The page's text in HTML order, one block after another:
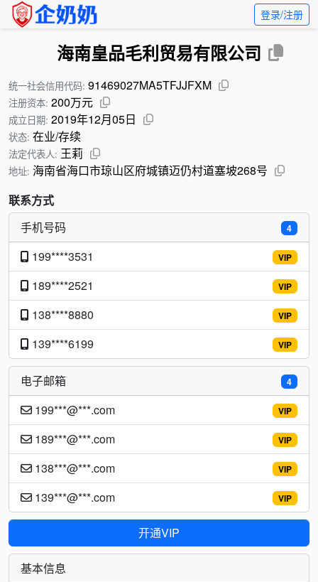
登录/注册
海南皇品毛利贸易有限公司
统一社会信用代码: 91469027MA5TFJJFXM
注册资本: 200万元
成立日期: 2019年12月05日
状态: 在业/存续
法定代表人: 王莉
地址: 海南省海口市琼山区府城镇迈仍村道塞坡268号
联系方式
4
手机号码
VIP
199****3531
VIP
189****2521
VIP
138****8880
VIP
139****6199
4
电子邮箱
VIP
199***@***.com
VIP
189***@***.com
VIP
138***@***.com
VIP
139***@***.com
开通VIP
基本信息